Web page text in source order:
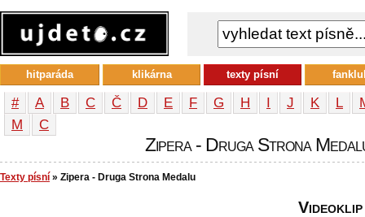
# A B C Č D E F G H I J K L
М
С
Zipera - Druga Strona
Texty písní » Zipera - Druga Strona Medalu
Videoklip
hitparáda klikárna texty písní